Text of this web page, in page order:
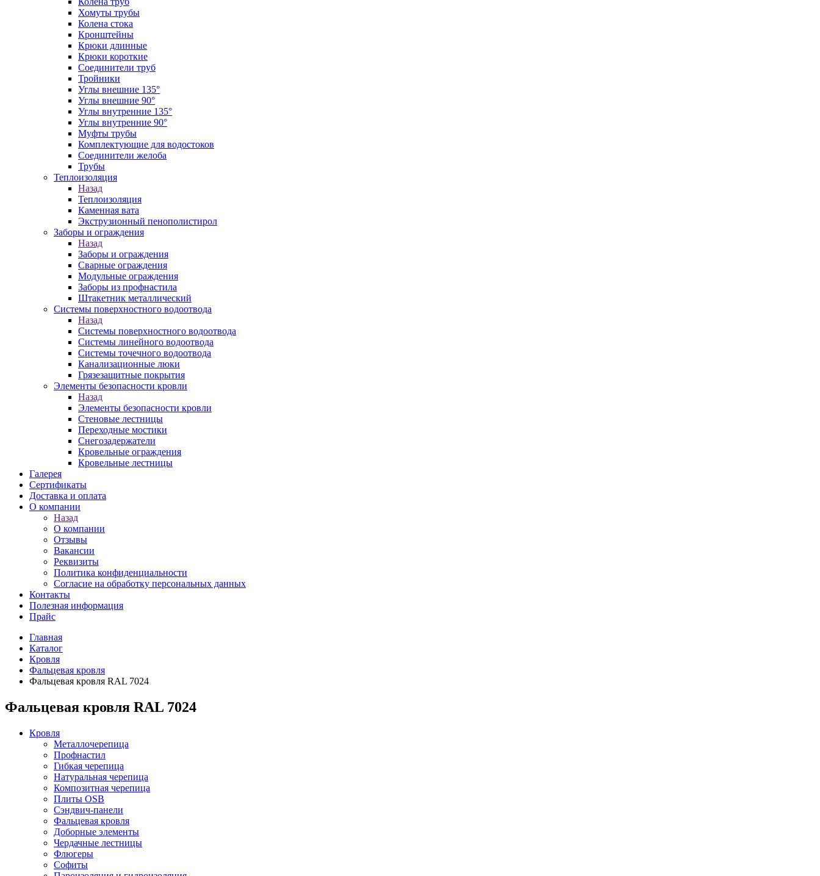
Хомуты трубы
Колена стока
Кронштейны
Крюки длинные
Крюки короткие
Соединители труб
Тройники
Углы внешние 135°
Углы внешние 90°
Углы внутренние 135°
Углы внутренние 90°
Муфты трубы
Комплектующие для водостоков
Соединители желоба
Трубы
Теплоизоляция
Назад
Теплоизоляция
Каменная вата
Экструзионный пенополистирол
Заборы и ограждения
Назад
Заборы и ограждения
Сварные ограждения
Модульные ограждения
Заборы из профнастила
Штакетник металлический
Системы поверхностного водоотвода
Назад
Системы поверхностного водоотвода
Системы линейного водоотвода
Системы точечного водоотвода
Канализационные люки
Грязезащитные покрытия
Элементы безопасности кровли
Назад
Элементы безопасности кровли
Стеновые лестницы
Переходные мостики
Снегозадержатели
Кровельные ограждения
Кровельные лестницы
Галерея
Сертификаты
Доставка и оплата
О компании
Назад
О компании
Отзывы
Вакансии
Реквизиты
Политика конфиденциальности
Согласие на обработку персональных данных
Контакты
Полезная информация
Прайс
Главная
Каталог
Кровля
Фальцевая кровля
Фальцевая кровля RAL 7024
Фальцевая кровля RAL 7024
Кровля
Металлочерепица
Профнастил
Гибкая черепица
Натуральная черепица
Композитная черепица
Плиты OSB
Сэндвич-панели
Фальцевая кровля
Доборные элементы
Чердачные лестницы
Флюгеры
Софиты